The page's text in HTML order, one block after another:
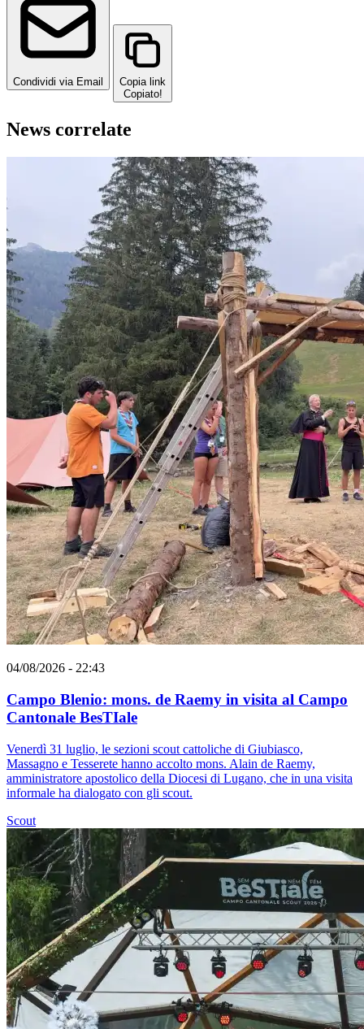
Condividi via Email
Copia link
Copiato!
News correlate
04/08/2026 - 22:43
Campo Blenio: mons. de Raemy in visita al Campo
Cantonale BesTIale
Venerdì 31 luglio, le sezioni scout cattoliche di Giubiasco,
Massagno e Tesserete hanno accolto mons. Alain de Raemy,
amministratore apostolico della Diocesi di Lugano, che in una visita
informale ha dialogato con gli scout.
Scout